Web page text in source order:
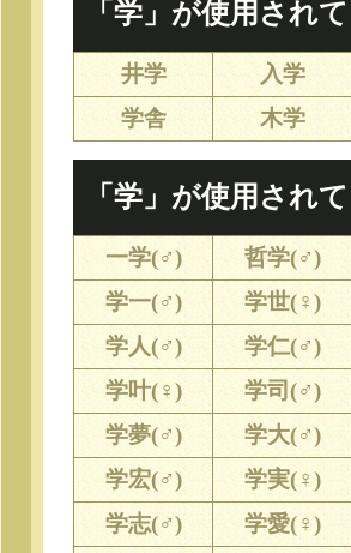
「学」が使用され
井学 入学
学舎
木学
「学」が使用され
一学(♂) 哲学(♂)
学一(♂)
学世(♀)
学人(♂)
学仁(♂)
学叶(♀)
学司(♂)
学夢(♂)
学大(♂)
学宏(♂)
学実(♀)
学志(♂)
学愛(♀)